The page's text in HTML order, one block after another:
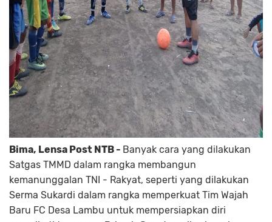
Bima, Lensa Post NTB - Banyak cara yang dilakukan
Satgas TMMD dalam rangka membangun
kemanunggalan TNI - Rakyat, seperti yang dilakukan
Serma Sukardi dalam rangka memperkuat Tim Wajah
Baru FC Desa Lambu untuk mempersiapkan diri